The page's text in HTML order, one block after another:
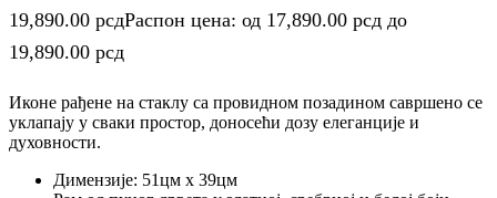
19,890.00 рсдРаспон цена: од 17,890.00 рсд до
19,890.00 рсд
Иконе рађене на стаклу са провидном позадином савршено се
уклапају у сваки простор, доносећи дозу елеганције и
духовности.
Димензије: 51цм x 39цм